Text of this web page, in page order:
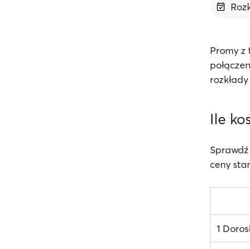
Promy z
Ile
ceny
1